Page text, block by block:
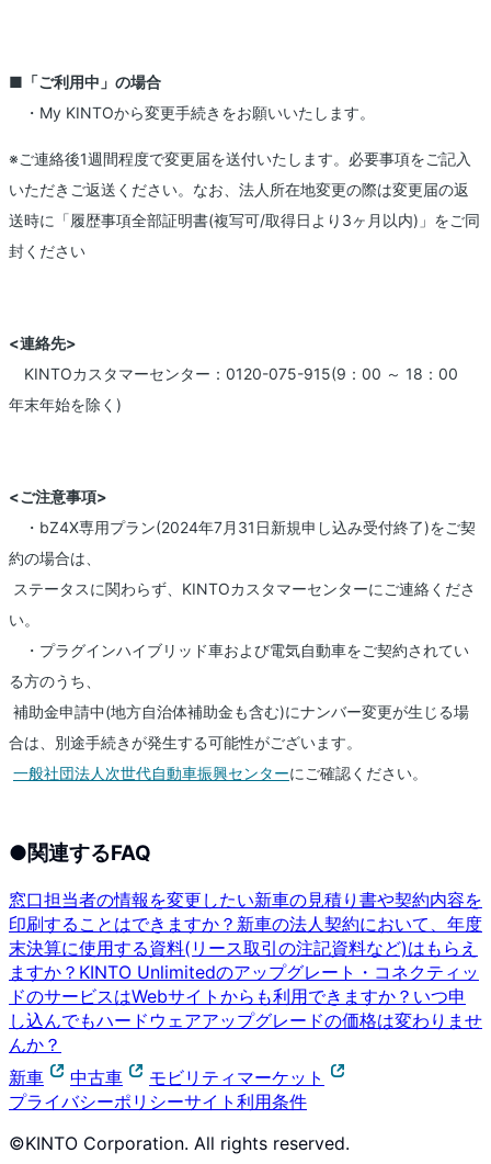
■「ご利用中」の場合
・My KINTOから変更手続きをお願いいたします。
※ご連絡後1週間程度で変更届を送付いたします。必要事項をご記入
いただきご返送ください。なお、法人所在地変更の際は変更届の返
送時に「履歴事項全部証明書(複写可/取得日より3ヶ月以内)」をご同
封ください
<連絡先>
KINTOカスタマーセンター：0120-075-915(9：00 ～ 18：00
年末年始を除く)
<ご注意事項>
・bZ4X専用プラン(2024年7月31日新規申し込み受付終了)をご契
約の場合は、
ステータスに関わらず、KINTOカスタマーセンターにご連絡くださ
い。
・プラグインハイブリッド車および電気自動車をご契約されてい
る方のうち、
補助金申請中(地方自治体補助金も含む)にナンバー変更が生じる場
合は、別途手続きが発生する可能性がございます。
一般社団法人次世代自動車振興センターにご確認ください。
●関連するFAQ
窓口担当者の情報を変更したい新車の見積り書や契約内容を
印刷することはできますか？ 新車の法人契約において、年度
末決算に使用する資料(リース取引の注記資料など)はもらえ
ますか？ KINTO Unlimitedのアップグレート・コネクティッ
ドのサービスはWebサイトからも利用できますか？ いつ申
し込んでもハードウェアアップグレードの価格は変わりませ
んか？
新車
中古車
モビリティマーケット
プライバシーポリシーサイト利用条件
©KINTO Corporation. All rights reserved.